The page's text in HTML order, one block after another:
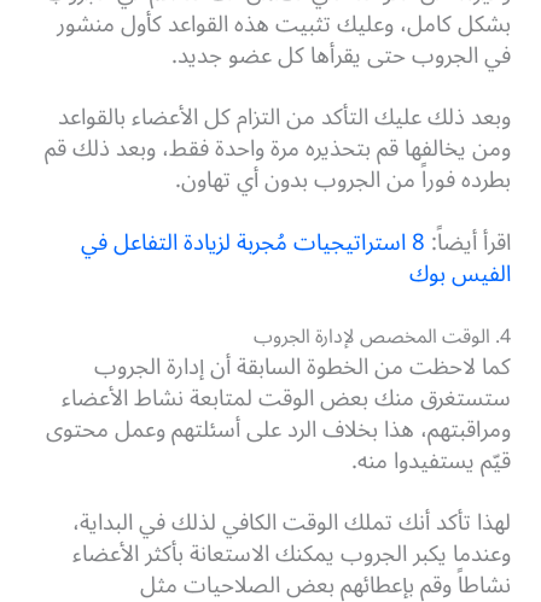
بشكل كامل، وعليك تثبيت هذه القواعد كأول منشور
في الجروب حتى يقرأها كل عضو جديد.
وبعد ذلك عليك التأكد من التزام كل الأعضاء بالقواعد
ومن يخالفها قم بتحذيره مرة واحدة فقط، وبعد ذلك قم
بطرده فوراً من الجروب بدون أي تهاون.
اقرأ أيضاً: 8 استراتيجيات مُجربة لزيادة التفاعل في
الفيس بوك
4. الوقت المخصص لإدارة الجروب
كما لاحظت من الخطوة السابقة أن إدارة الجروب
ستستغرق منك بعض الوقت لمتابعة نشاط الأعضاء
ومراقبتهم، هذا بخلاف الرد على أسئلتهم وعمل محتوى
قيّم يستفيدوا منه.
لهذا تأكد أنك تملك الوقت الكافي لذلك في البداية،
وعندما يكبر الجروب يمكنك الاستعانة بأكثر الأعضاء
نشاطاً وقم بإعطائهم بعض الصلاحيات مثل